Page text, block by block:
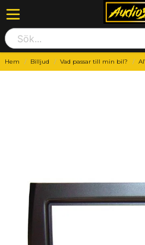
Hem Billjud Vad passar till min bil?